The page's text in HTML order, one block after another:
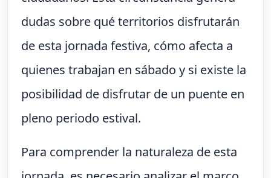
dudas sobre qué territorios disfrutarán
de esta jornada festiva, cómo afecta a
quienes trabajan en sábado y si existe la
posibilidad de disfrutar de un puente en
pleno periodo estival.
Para comprender la naturaleza de esta